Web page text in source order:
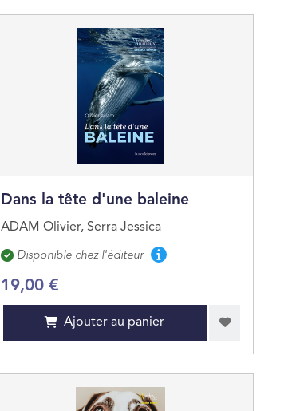
Dans la tête d'une baleine
ADAM Olivier, Serra Jessica
Disponibilité
Disponible chez l'éditeur
19,00 €
Ajouter au panier